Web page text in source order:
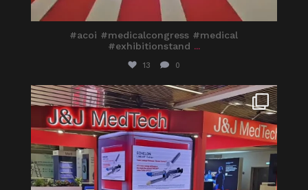
#acoi #medicalcongress #medical
#exhibitionstand ...
13 0
itaprosrl
Giu 1